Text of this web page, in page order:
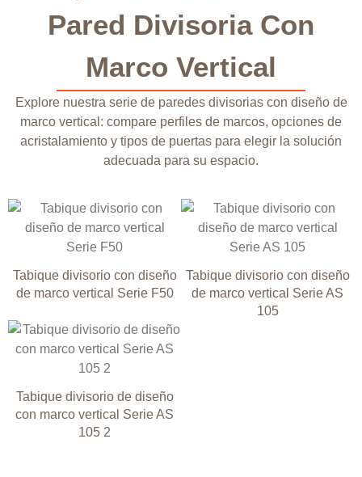
Pared Divisoria Con
Marco Vertical
Explore nuestra serie de paredes divisorias con diseño de
marco vertical: compare perfiles de marcos, opciones de
acristalamiento y tipos de puertas para elegir la solución
adecuada para su espacio.
Tabique divisorio con diseño
de marco vertical Serie F50
Tabique divisorio con diseño
de marco vertical Serie AS
105
Tabique divisorio de diseño
con marco vertical Serie AS
105 2